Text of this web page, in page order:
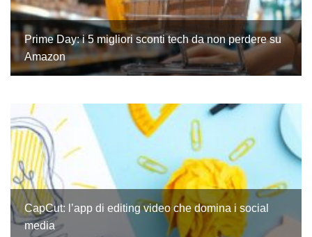
Prime Day: i 5 migliori sconti tech da non perdere su
Amazon
CapCut: l’app di editing video che domina i social
media